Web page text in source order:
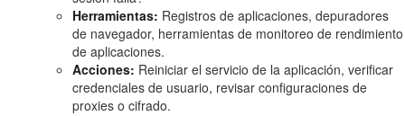
Herramientas: Registros de aplicaciones, depuradores
de navegador, herramientas de monitoreo de rendimiento
de aplicaciones.
Acciones: Reiniciar el servicio de la aplicación, verificar
credenciales de usuario, revisar configuraciones de
proxies o cifrado.